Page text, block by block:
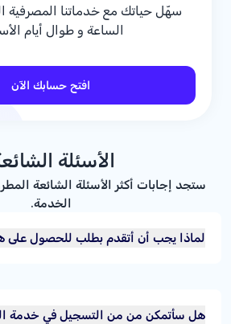
سهّل حياتك مع خدماتنا المصرفية
الساعة و طوال أيام
افتح حسابك الآن
الأسئلة
ستجد إجابات أكثر الأسئلة الشائعة
الخدمة.
لماذا يجب أن أتقدم بطلب للحصول على
هل سأتمكن من من التسجيل في خدمة